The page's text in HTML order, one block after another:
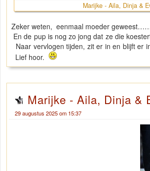
Marijke - Aila, Dinja &
Zeker weten, eenmaal moeder
En de pup is nog zo jong dat ze die
Naar vervlogen tijden, zit er in en blijft er
Lief hoor.
Marijke - Aila, Dinja &
29 augustus 2025 om 15:37